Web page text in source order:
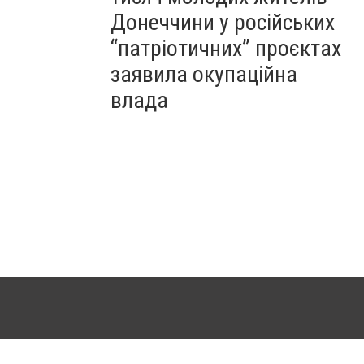
Донеччини у російських
“патріотичних” проєктах
заявила окупаційна
влада